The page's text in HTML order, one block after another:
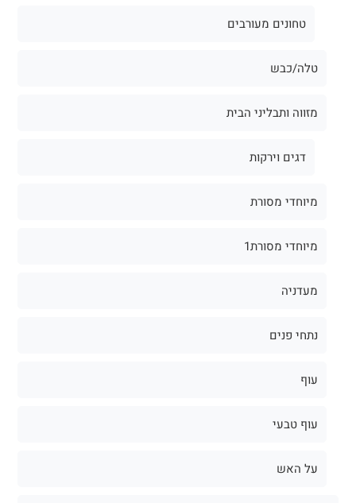
טחונים מעורבים
טלה/כבש
מזווה ותבליני הבית
דגים וירקות
מיוחדי מסורת
מיוחדי מסורת1
מעדניה
נתחי פנים
עוף
עוף טבעי
על האש